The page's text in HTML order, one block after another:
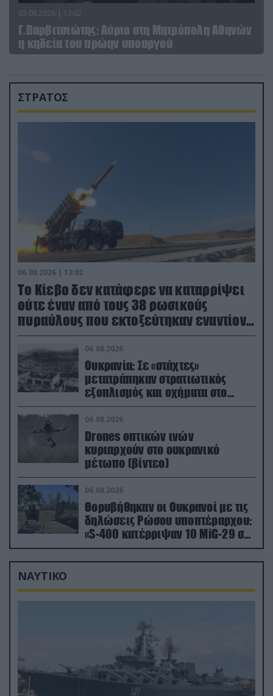
03.08.2026 | 12:02
Γ.Βαρβιτσιώτης: Aύριο στη Μητρόπολη Αθηνών
η κηδεία του πρώην υπουργού
ΣΤΡΑΤΟΣ
06.08.2026 | 13:02
Το Κίεβο δεν κατάφερε να καταρρίψει
ούτε έναν από τους 38 ρωσικούς
πυραύλους που εκτοξεύτηκαν εναντίον
του
06.08.2026
Ουκρανία: Σε «στάχτες»
μετατράπηκαν στρατιωτικός
εξοπλισμός και οχήματα στο
Κίεβο μετά από ρωσικά
πλήγματα (βίντεο)
06.08.2026
Drones οπτικών ινών
κυριαρχούν στο ουκρανικό
μέτωπο (βίντεο)
06.08.2026
Θορυβήθηκαν οι Ουκρανοί με τις
δηλώσεις Ρώσου υποπτέραρχου:
«S-400 κατέρριψαν 10 MiG-29 σε
μόλις μια μέρα!»
ΝΑΥΤΙΚΟ